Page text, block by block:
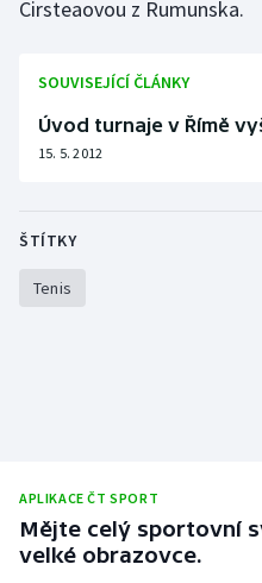
Ragby
Rychlobruslení
Short track
Vodní slalom
Cirsteaovou z Rumunska.
SOUVISEJÍCÍ ČLÁNKY
Úvod turnaje v Římě
15. 5. 2012
ŠTÍTKY
Tenis
APLIKACE ČT SPORT
Mějte celý sportovní
velké obrazovce.